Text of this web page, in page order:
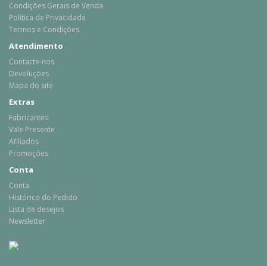
Condições Gerais de Venda
Política de Privacidade
Termos e Condições
Atendimento
Contacte-nos
Devoluções
Mapa do site
Extras
Fabricantes
Vale Presente
Afiliados
Promoções
Conta
Conta
Histórico do Pedido
Lista de desejos
Newsletter